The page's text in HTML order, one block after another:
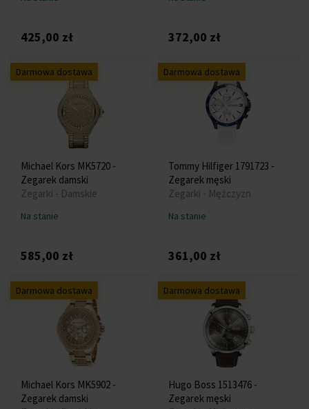
425,00 zł 372,00 zł
Darmowa dostawa
Michael Kors MK5720 -
Zegarek damski
Zegarki - Damskie
Na stanie
585,00 zł
Darmowa dostawa
Tommy Hilfiger 1791723 -
Zegarek męski
Zegarki - Mężczyzn
Na stanie
361,00 zł
Darmowa dostawa
Michael Kors MK5902 -
Zegarek damski
Darmowa dostawa
Hugo Boss 1513476 -
Zegarek męski